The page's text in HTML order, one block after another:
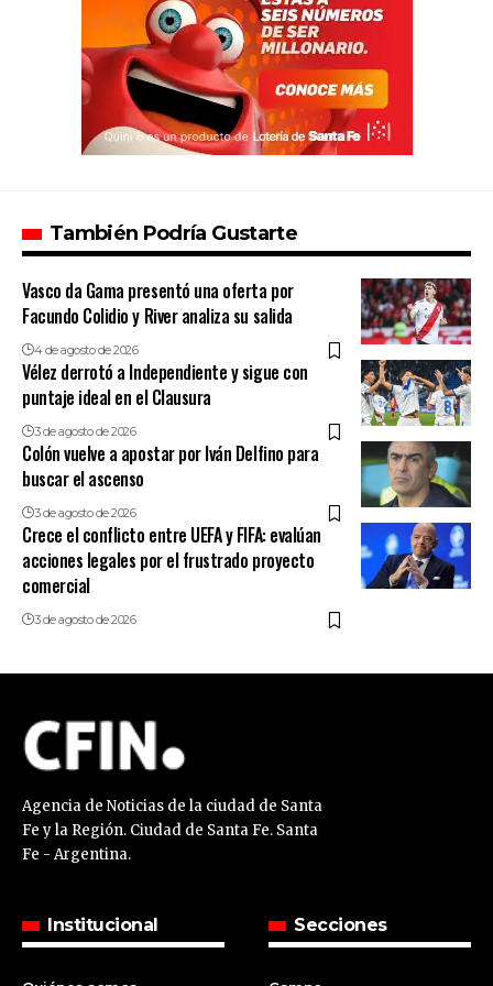
También Podría Gustarte
Vasco da Gama presentó una oferta por
Facundo Colidio y River analiza su salida
4 de agosto de 2026
Vélez derrotó a Independiente y sigue con
puntaje ideal en el Clausura
3 de agosto de 2026
Colón vuelve a apostar por Iván Delfino para
buscar el ascenso
3 de agosto de 2026
Crece el conflicto entre UEFA y FIFA: evalúan
acciones legales por el frustrado proyecto
comercial
3 de agosto de 2026
Agencia de Noticias de la ciudad de Santa
Fe y la Región. Ciudad de Santa Fe. Santa
Fe - Argentina.
Institucional Secciones